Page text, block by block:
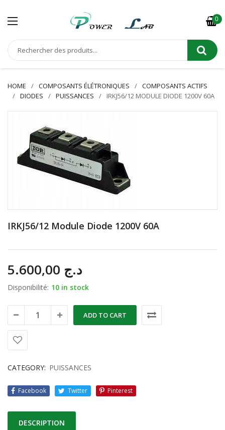
0
HOME COMPOSANTS ÉLÉTRONIQUES
COMPOSANTS ACTIFS
DIODES
PUISSANCES IRKJ56/12 MODULE DIODE 1200V 60A
IRKJ56/12 Module Diode 1200V 60A
د.ج
Disponibilité: 10 in stock
ADD TO CART
CATEGORY: PUISSANCES
Facebook Twitter Pinterest
DESCRIPTION